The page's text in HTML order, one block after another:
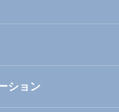
ション